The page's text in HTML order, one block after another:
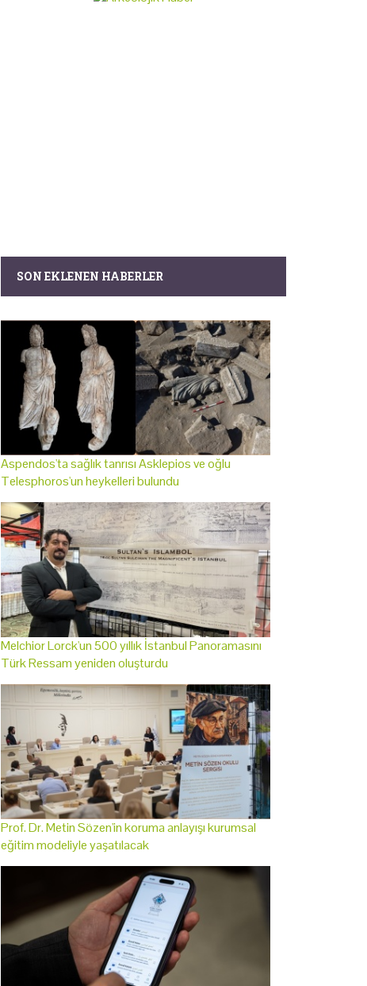
SON EKLENEN HABERLER
Aspendos'ta sağlık tanrısı Asklepios ve oğlu
Telesphoros'un heykelleri bulundu
Melchior Lorck'un 500 yıllık İstanbul Panoramasını
Türk Ressam yeniden oluşturdu
Prof. Dr. Metin Sözen'in koruma anlayışı kurumsal
eğitim modeliyle yaşatılacak